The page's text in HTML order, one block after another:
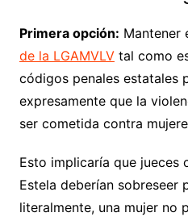
Primera opción: Mantener
de la LGAMVLVtal como
códigos penales estatales
expresamente que la
ser cometida contra
Esto implicaría que jueces
Estela deberían sobreseer
literalmente, una mujer no